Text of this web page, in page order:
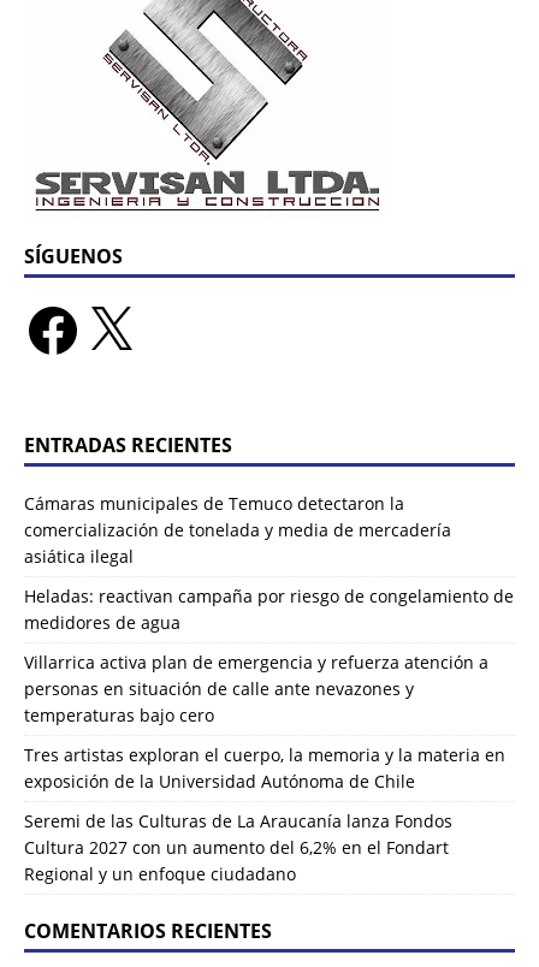
SÍGUENOS
ENTRADAS RECIENTES
Cámaras municipales de Temuco detectaron la
comercialización de tonelada y media de mercadería
asiática ilegal
Heladas: reactivan campaña por riesgo de congelamiento de
medidores de agua
Villarrica activa plan de emergencia y refuerza atención a
personas en situación de calle ante nevazones y
temperaturas bajo cero
Tres artistas exploran el cuerpo, la memoria y la materia en
exposición de la Universidad Autónoma de Chile
Seremi de las Culturas de La Araucanía lanza Fondos
Cultura 2027 con un aumento del 6,2% en el Fondart
Regional y un enfoque ciudadano
COMENTARIOS RECIENTES